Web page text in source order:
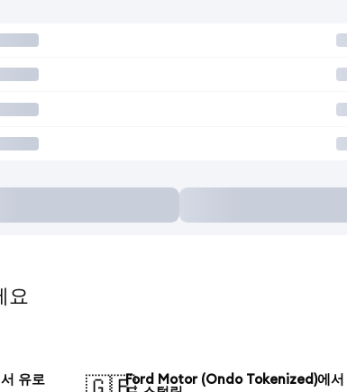
요
유로
Ford Motor (Ondo Tokenized)에서